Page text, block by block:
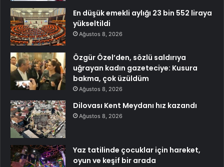
En düşük emekli aylığı 23 bin 552 liraya
yükseltildi
Ağustos 8, 2026
Özgür Özel’den, sözlü saldırıya
uğrayan kadın gazeteciye: Kusura
bakma, çok üzüldüm
Ağustos 8, 2026
Dilovası Kent Meydanı hız kazandı
Ağustos 8, 2026
Yaz tatilinde çocuklar için hareket,
oyun ve keşif bir arada